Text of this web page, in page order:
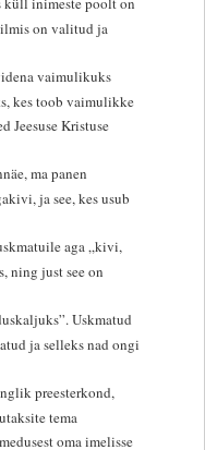
on valitud ja
vaimulikuks
kes toob vaimulikke
Jeesuse Kristuse
ma panen
ja see, kes usub
aga „kivi,
ning just see on
Uskmatud
ja selleks nad ongi
preesterkond,
tema
oma imelisse